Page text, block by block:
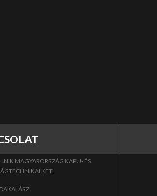
MAGYARORSZÁG KAPU- ÉS
KFT.